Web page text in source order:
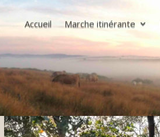
Accueil Marche itinérante